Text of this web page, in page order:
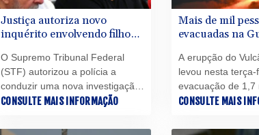
Justiça autoriza novo
inquérito envolvendo filho
O Supremo Tribunal Federal
(STF) autorizou a polícia a
conduzir uma nova investigação
por tráfico de influência
Silva, filho do presidente Luiz
CONSULTE MAIS INFORMAÇÃO
Mais de mil
evacuadas na
A erupção do
levou nesta terça-
evacuação de 1,7
de localidades
máximo na região
CONSULTE MAIS